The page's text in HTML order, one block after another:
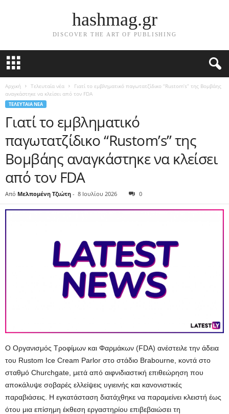
hashmag.gr
DISCOVER THE ART OF PUBLISHING
Αρχική Τελευταία νέα
Γιατί το εμβληματικό παγωτατζίδικο “Rustom’s” της Βομβάης
αναγκάστηκε να κλείσει από τον FDA
ΤΕΛΕΥΤΑΊΑ ΝΈΑ
Γιατί το εμβληματικό
παγωτατζίδικο “Rustom’s” της
Βομβάης αναγκάστηκε να κλείσει
από τον FDA
Από Μελπομένη Τζιώτη - 8 Ιουλίου 2026 0
Ο Οργανισμός Τροφίμων και Φαρμάκων (FDA) ανέστειλε την άδεια
του Rustom Ice Cream Parlor στο στάδιο Brabourne, κοντά στο
σταθμό Churchgate, μετά από αιφνιδιαστική επιθεώρηση που
αποκάλυψε σοβαρές ελλείψεις υγιεινής και κανονιστικές
παραβιάσεις. Η εγκατάσταση διατάχθηκε να παραμείνει κλειστή έως
ότου μια επίσημη έκθεση εργαστηρίου επιβεβαιώσει τη